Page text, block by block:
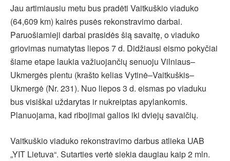
Jau artimiausiu metu bus pradėti Vaitkuškio viaduko
(64,609 km) kairės pusės rekonstravimo darbai.
Paruošiamieji darbai prasidės šią savaitę, o viaduko
griovimas numatytas liepos 7 d. Didžiausi eismo pokyčiai
šiame etape laukia važiuojančių senuoju Vilniaus–
Ukmergės plentu (krašto kelias Vytinė–Vaitkuškis–
Ukmergė (Nr. 231). Nuo liepos 3 d. eismas po viaduku
bus visiškai uždarytas ir nukreiptas apylankomis.
Planuojama, kad ribojimai galios iki dviejų savaičių.
Vaitkuškio viaduko rekonstravimo darbus atlieka UAB
„YIT Lietuva“. Sutarties vertė siekia daugiau kaip 2 mln.